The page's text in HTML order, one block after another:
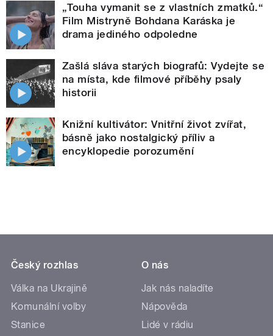
„Touha vymanit se z vlastních zmatků.“
Film Mistryně Bohdana Karáska je
drama jediného odpoledne
Zašlá sláva starých biografů: Vydejte se
na místa, kde filmové příběhy psaly
historii
Knižní kultivátor: Vnitřní život zvířat,
básně jako nostalgický příliv a
encyklopedie porozumění
Český rozhlas
Válka na Ukrajině
Komunální volby
Stanice
O nás
Jak nás naladíte
Nápověda
Lidé v rádiu